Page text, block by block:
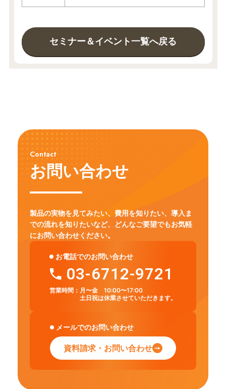
セミナー＆イベント一覧へ戻る
Contact
お問い合わせ
製品の実物を見てみたい、費用を知りたい、導入ま
での流れを知りたいなど、
どんなご要望でもお気軽
にお問い合わせください。
お電話でのお問い合わせ
03-6712-9721
営業時間： 月〜金 10:00〜17:00
土日祝は休業させていただきます。
メールでのお問い合わせ
資料請求・お問い合わせ